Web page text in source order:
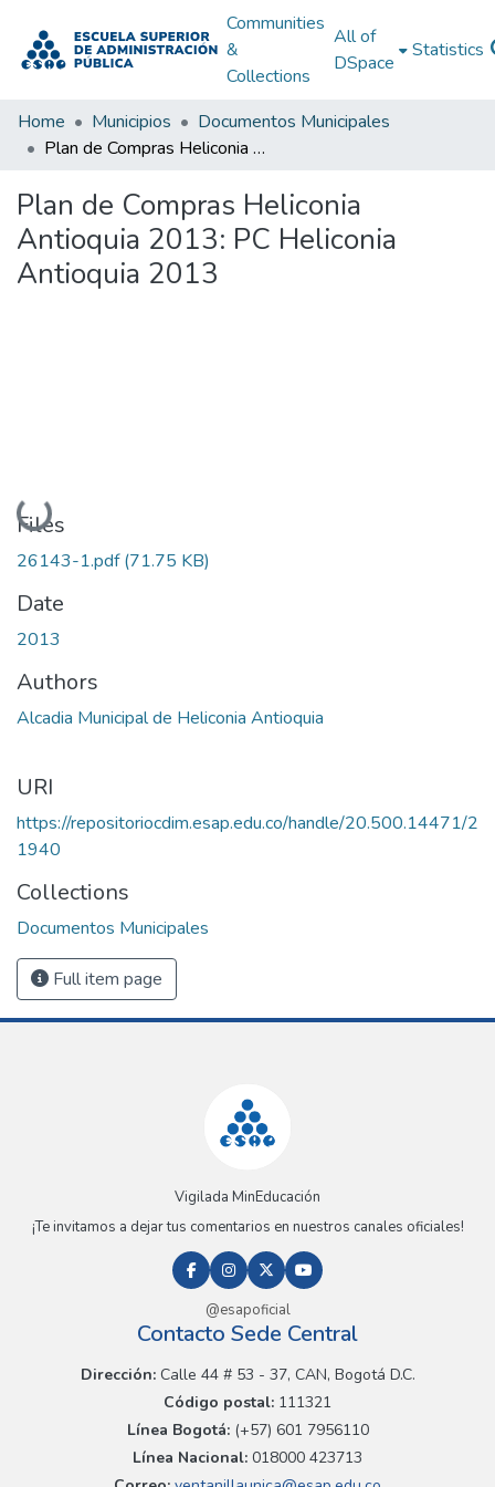
Communities
&
Collections
All of
DSpace
Statistics
Home Municipios
Documentos Municipales
Plan de Compras Heliconia Antioquia 2013: PC Heliconia Antioquia 2013
Plan de Compras Heliconia
Antioquia 2013: PC Heliconia
Antioquia 2013
Loading...
Files
26143-1.pdf(71.75 KB)
Date
2013
Authors
Alcadia Municipal de Heliconia Antioquia
URI
https://repositoriocdim.esap.edu.co/handle/20.500.14471/2
1940
Collections
Documentos Municipales
Full item page
Vigilada MinEducación
¡Te invitamos a dejar tus comentarios en nuestros canales oficiales!
@esapoficial
Contacto Sede Central
Dirección:Calle 44 # 53 - 37, CAN, Bogotá D.C.
Código postal: 111321
Línea Bogotá:(+57) 601 7956110
Línea Nacional: 018000 423713